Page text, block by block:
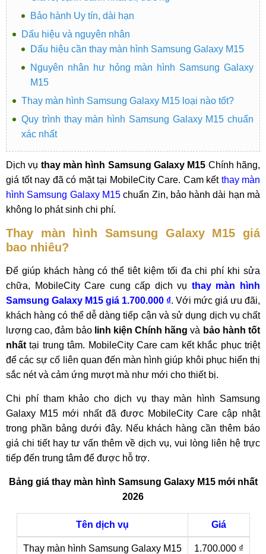
Bảo hành Uy tín, dài hạn
Dấu hiệu và nguyên nhân
Dấu hiệu cần thay màn hình Samsung Galaxy M15
Nguyên nhân hư hỏng màn hình Samsung Galaxy
M15
Thay màn hình Samsung Galaxy M15 loại nào tốt?
Quy trình thay màn hình Samsung Galaxy M15 chuẩn
xác nhất
Dịch vụ thay màn hình Samsung Galaxy M15 Chính hãng,
giá tốt nay đã có mặt tại MobileCity Care. Cam kết thay màn
hình Samsung Galaxy M15chuẩn Zin, bảo hành dài hạn mà
không lo phát sinh chi phí.
Thay màn hình Samsung Galaxy M15 giá
bao nhiêu?
Để giúp khách hàng có thể tiêt kiệm tối đa chi phí khi sửa
chữa, MobileCity Care cung cấp dịch vụ thay màn hình
Samsung Galaxy M15 giá 1.700.000 ₫. Với mức giá ưu đãi,
khách hàng có thể dễ dàng tiếp cận và sử dụng dịch vụ chất
lượng cao, đảm bảo linh kiện Chính hãng và bảo hành tốt
nhất tại trung tâm. MobileCity Care cam kết khắc phục triệt
để các sự cố liên quan đến màn hình giúp khôi phục hiển thị
sắc nét và cảm ứng mượt mà như mới cho thiết bị.
Chi phí tham khảo cho dịch vụ thay màn hình Samsung
Galaxy M15 mới nhất đã được MobileCity Care cập nhật
trong phần bảng dưới đây. Nếu khách hàng cần thêm báo
giá chi tiết hay tư vấn thêm về dịch vụ, vui lòng liên hệ trực
tiếp đến trung tâm để được hỗ trợ.
Bảng giá thay màn hình Samsung Galaxy M15 mới nhất
2026
Tên dịch vụ Giá
Thay màn hình Samsung Galaxy M15 1.700.000 ₫